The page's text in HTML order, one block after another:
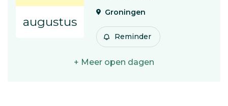
augustus
Groningen
Reminder
+ Meer open dagen